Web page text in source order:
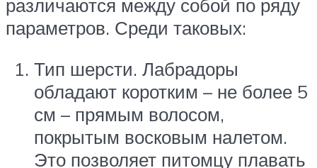
различаются между собой по ряду
параметров. Среди таковых:
Тип шерсти. Лабрадоры
обладают коротким – не более 5
см – прямым волосом,
покрытым восковым налетом.
Это позволяет питомцу плавать